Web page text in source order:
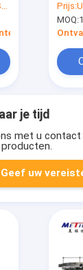
Prijs
2kw
Prijs:
MOQ:
je tijd
met u
Geef uw